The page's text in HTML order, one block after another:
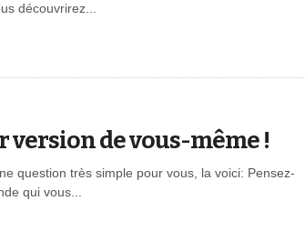
découvrirez...
de vous-même !
question très simple pour vous, la voici: Pensez-
qui vous...